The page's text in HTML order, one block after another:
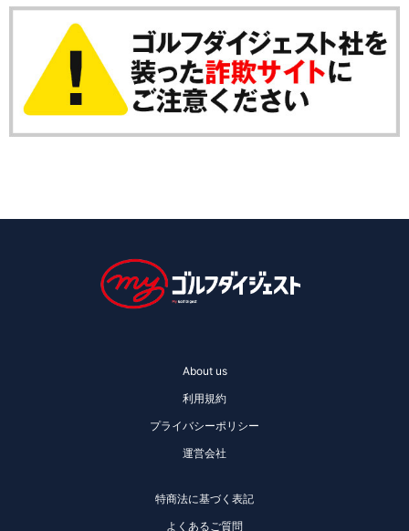
About us
利用規約
プライバシーポリシー
運営会社
特商法に基づく表記
よくあるご質問